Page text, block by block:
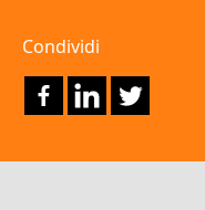
Condividi